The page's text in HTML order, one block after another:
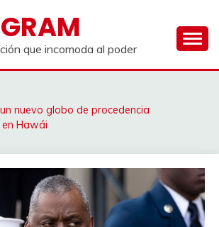
que incomoda al poder
nuevo globo de procedencia
Hawái